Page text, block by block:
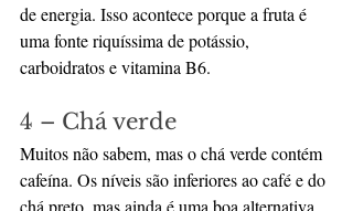
de energia. Isso acontece porque a fruta é
uma fonte riquíssima de potássio,
carboidratos e vitamina B6.
4 – Chá verde
Muitos não sabem, mas o chá verde contém
cafeína. Os níveis são inferiores ao café e do
chá preto, mas ainda é uma boa alternativa